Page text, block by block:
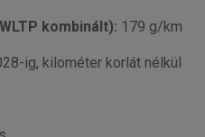
kombinált): 179 g/km
ig, kilométer korlát nélkül